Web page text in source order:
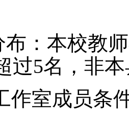
布：本校教
过5名，非
作室成员条